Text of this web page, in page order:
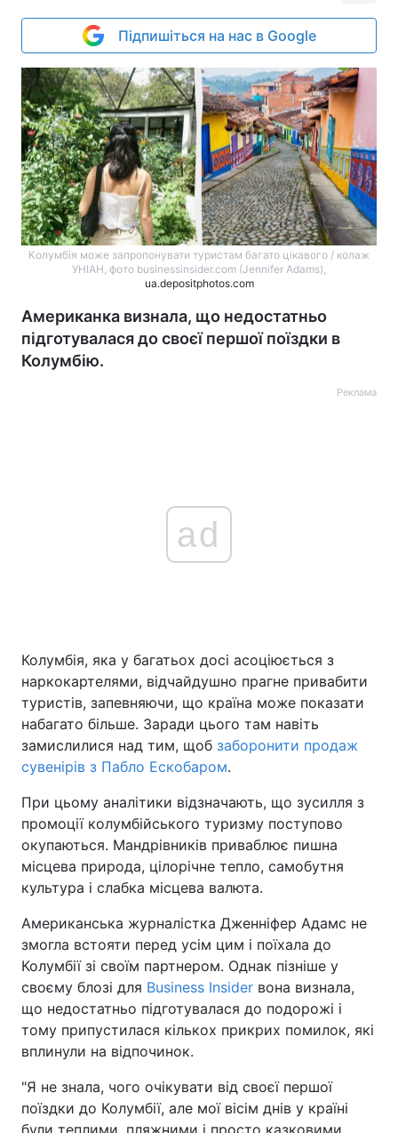
Підпишіться на нас в Google
Колумбія може запропонувати туристам багато цікавого / колаж
УНІАН, фото businessinsider.com (Jennifer Adams),
ua.depositphotos.com
Американка визнала, що недостатньо
підготувалася до своєї першої поїздки в
Колумбію.
Реклама
ad
Колумбія, яка у багатьох досі асоціюється з
наркокартелями, відчайдушно прагне привабити
туристів, запевняючи, що країна може показати
набагато більше. Заради цього там навіть
замислилися над тим, щоб заборонити продаж
сувенірів з Пабло Ескобаром.
При цьому аналітики відзначають, що зусилля з
промоції колумбійського туризму поступово
окупаються. Мандрівників приваблює пишна
місцева природа, цілорічне тепло, самобутня
культура і слабка місцева валюта.
Американська журналістка Дженніфер Адамс не
змогла встояти перед усім цим і поїхала до
Колумбії зі своїм партнером. Однак пізніше у
своєму блозі для Business Insider вона визнала,
що недостатньо підготувалася до подорожі і
тому припустилася кількох прикрих помилок, які
вплинули на відпочинок.
"Я не знала, чого очікувати від своєї першої
поїздки до Колумбії, але мої вісім днів у країні
були теплими, пляжними і просто казковими.